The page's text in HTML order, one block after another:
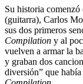
Su historia
(guitarra), Carlos
sus dos primeros
Compilation y al
vuelven a armar la
y graban dos
diversión” que